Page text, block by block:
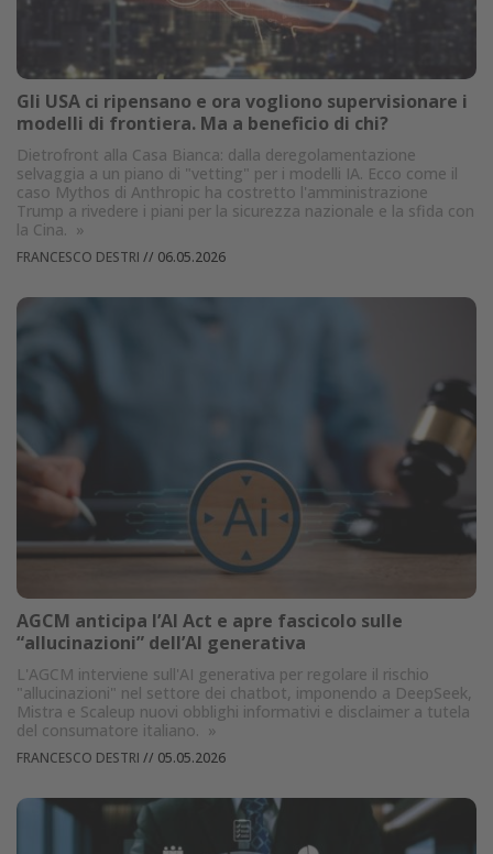
Gli USA ci ripensano e ora vogliono supervisionare i
modelli di frontiera. Ma a beneficio di chi?
Dietrofront alla Casa Bianca: dalla deregolamentazione
selvaggia a un piano di "vetting" per i modelli IA. Ecco come il
caso Mythos di Anthropic ha costretto l'amministrazione
Trump a rivedere i piani per la sicurezza nazionale e la sfida con
la Cina. »
FRANCESCO DESTRI // 06.05.2026
AGCM anticipa l’AI Act e apre fascicolo sulle
“allucinazioni” dell’AI generativa
L'AGCM interviene sull'AI generativa per regolare il rischio
"allucinazioni" nel settore dei chatbot, imponendo a DeepSeek,
Mistra e Scaleup nuovi obblighi informativi e disclaimer a tutela
del consumatore italiano. »
FRANCESCO DESTRI // 05.05.2026